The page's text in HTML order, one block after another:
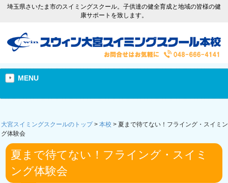
埼玉県さいたま市のスイミングスクール。子供達の健全育成と地域の皆様の健
康サポートを致します。
MENU
大宮スイミングスクールのトップ> 本校 > 夏まで待てない！フライング・スイミン
グ体験会
夏まで待てない！フライング・スイミ
ング体験会